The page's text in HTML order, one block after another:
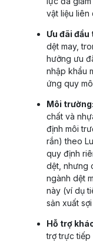
vật liệu liên
Ưu đãi đầu
dệt may,
hưởng ưu
nhập khẩu
ứng quy
Môi trường:
chất và
định môi
rắn) theo
quy định
dệt, nhưng
ngành dệt
này (ví dụ
sản xuất
Hỗ trợ
trợ trực